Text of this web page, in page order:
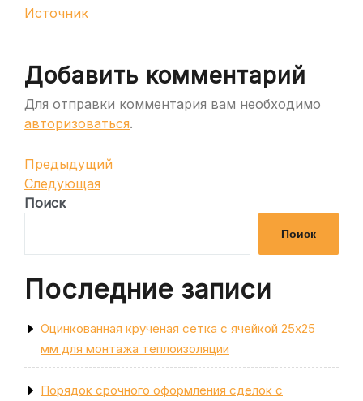
Источник
Добавить комментарий
Для отправки комментария вам необходимо
авторизоваться.
Навигация
по
записям
Предыдущая
запись
Предыдущий
Следующая
запись
Следующая
Поиск
Поиск
Последние записи
Оцинкованная крученая сетка с ячейкой 25х25
мм для монтажа теплоизоляции
Порядок срочного оформления сделок с